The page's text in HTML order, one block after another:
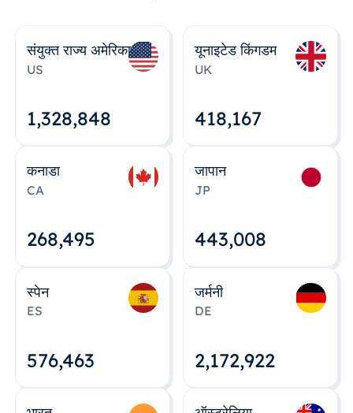
संयुक्त राज्य अमेरिका
US
1,328,848
यूनाइटेड किंगडम
UK
418,167
कनाडा
CA
268,495
जापान
JP
443,008
स्पेन
ES
576,463
जर्मनी
DE
2,172,922